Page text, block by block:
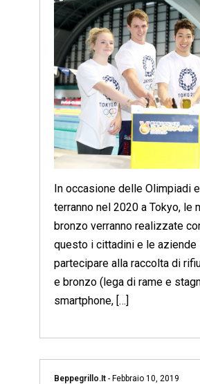
In occasione delle Olimpiadi
terranno nel 2020 a Tokyo, le
bronzo verranno realizzate
questo i cittadini e le aziende
partecipare alla raccolta di
e bronzo (lega di rame e
smartphone, […]
Beppegrillo.it - Febbraio 10, 2019